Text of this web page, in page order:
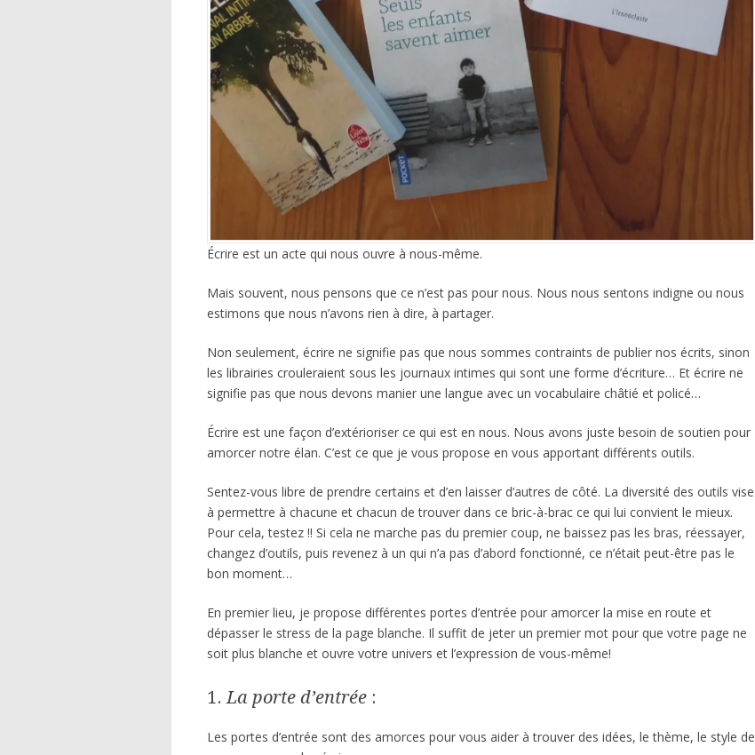
Écrire est un acte qui nous ouvre à nous-même.
Mais souvent, nous pensons que ce n’est pas pour nous. Nous nous sentons indigne ou nous
estimons que nous n’avons rien à dire, à partager.
Non seulement, écrire ne signifie pas que nous sommes contraints de publier nos écrits, sinon
les librairies crouleraient sous les journaux intimes qui sont une forme d’écriture… Et écrire ne
signifie pas que nous devons manier une langue avec un vocabulaire châtié et policé…
Écrire est une façon d’extérioriser ce qui est en nous. Nous avons juste besoin de soutien pour
amorcer notre élan. C’est ce que je vous propose en vous apportant différents outils.
Sentez-vous libre de prendre certains et d’en laisser d’autres de côté. La diversité des outils vise
à permettre à chacune et chacun de trouver dans ce bric-à-brac ce qui lui convient le mieux.
Pour cela, testez !! Si cela ne marche pas du premier coup, ne baissez pas les bras, réessayer,
changez d’outils, puis revenez à un qui n’a pas d’abord fonctionné, ce n’était peut-être pas le
bon moment…
En premier lieu, je propose différentes portes d’entrée pour amorcer la mise en route et
dépasser le stress de la page blanche. Il suffit de jeter un premier mot pour que votre page ne
soit plus blanche et ouvre votre univers et l’expression de vous-même!
1.La porte d’entrée :
Les portes d’entrée sont des amorces pour vous aider à trouver des idées, le thème, le style de